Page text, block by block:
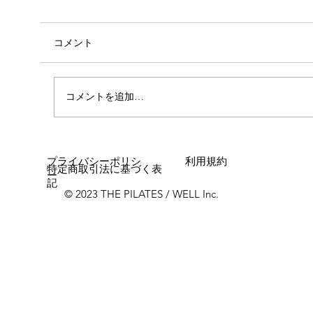
コメント
コメントを追加…
© 2023 THE PILATES / WELL Inc.
プライバシーポリシ
ー
利用規約
特定商取引法に基づく表
記